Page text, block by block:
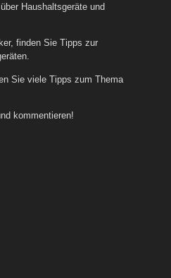
Haushaltsgeräteund
, finden Sie Tipps zur
Sie viele Tipps zum Thema
kommentieren!